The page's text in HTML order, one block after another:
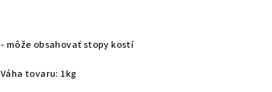
- môže obsahovať stopy kostí
Váha tovaru: 1kg